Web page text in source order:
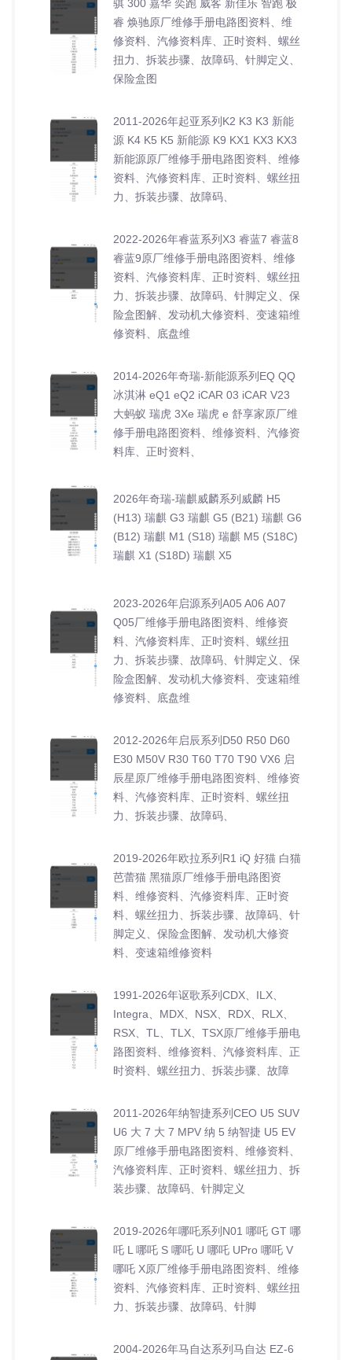
骐 300 嘉华 奕跑 威客 新佳乐 智跑 极
睿 焕驰原厂维修手册电路图资料、维
修资料、汽修资料库、正时资料、螺丝
扭力、拆装步骤、故障码、针脚定义、
保险盒图
2011-2026年起亚系列K2 K3 K3 新能
源 K4 K5 K5 新能源 K9 KX1 KX3 KX3
新能源原厂维修手册电路图资料、维修
资料、汽修资料库、正时资料、螺丝扭
力、拆装步骤、故障码、
2022-2026年睿蓝系列X3 睿蓝7 睿蓝8
睿蓝9原厂维修手册电路图资料、维修
资料、汽修资料库、正时资料、螺丝扭
力、拆装步骤、故障码、针脚定义、保
险盒图解、发动机大修资料、变速箱维
修资料、底盘维
2014-2026年奇瑞-新能源系列EQ QQ
冰淇淋 eQ1 eQ2 iCAR 03 iCAR V23
大蚂蚁 瑞虎 3Xe 瑞虎 e 舒享家原厂维
修手册电路图资料、维修资料、汽修资
料库、正时资料、
2026年奇瑞-瑞麒威麟系列威麟 H5
(H13) 瑞麒 G3 瑞麒 G5 (B21) 瑞麒 G6
(B12) 瑞麒 M1 (S18) 瑞麒 M5 (S18C)
瑞麒 X1 (S18D) 瑞麒 X5
2023-2026年启源系列A05 A06 A07
Q05厂维修手册电路图资料、维修资
料、汽修资料库、正时资料、螺丝扭
力、拆装步骤、故障码、针脚定义、保
险盒图解、发动机大修资料、变速箱维
修资料、底盘维
2012-2026年启辰系列D50 R50 D60
E30 M50V R30 T60 T70 T90 VX6 启
辰星原厂维修手册电路图资料、维修资
料、汽修资料库、正时资料、螺丝扭
力、拆装步骤、故障码、
2019-2026年欧拉系列R1 iQ 好猫 白猫
芭蕾猫 黑猫原厂维修手册电路图资
料、维修资料、汽修资料库、正时资
料、螺丝扭力、拆装步骤、故障码、针
脚定义、保险盒图解、发动机大修资
料、变速箱维修资料
1991-2026年讴歌系列CDX、ILX、
Integra、MDX、NSX、RDX、RLX、
RSX、TL、TLX、TSX原厂维修手册电
路图资料、维修资料、汽修资料库、正
时资料、螺丝扭力、拆装步骤、故障
2011-2026年纳智捷系列CEO U5 SUV
U6 大 7 大 7 MPV 纳 5 纳智捷 U5 EV
原厂维修手册电路图资料、维修资料、
汽修资料库、正时资料、螺丝扭力、拆
装步骤、故障码、针脚定义
2019-2026年哪吒系列N01 哪吒 GT 哪
吒 L 哪吒 S 哪吒 U 哪吒 UPro 哪吒 V
哪吒 X原厂维修手册电路图资料、维修
资料、汽修资料库、正时资料、螺丝扭
力、拆装步骤、故障码、针脚
2004-2026年马自达系列马自达 EZ-6